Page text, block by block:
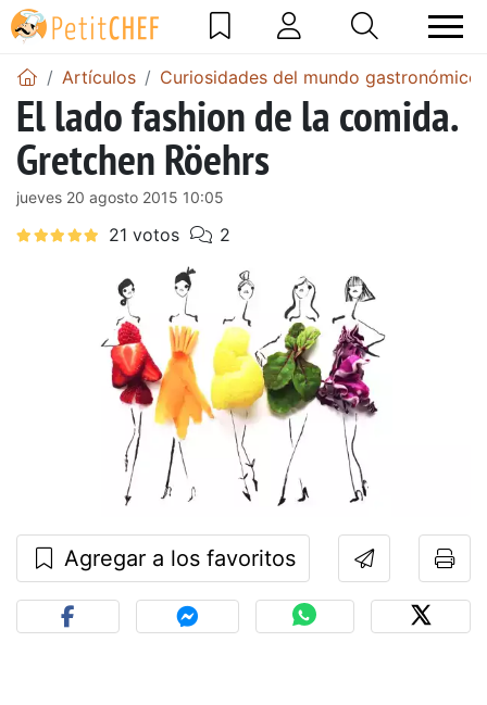
Artículos Curiosidades del mundo gastronómico
El lado fashion de la comida.
Gretchen Röehrs
jueves 20 agosto 2015 10:05
Agregar a los favoritos